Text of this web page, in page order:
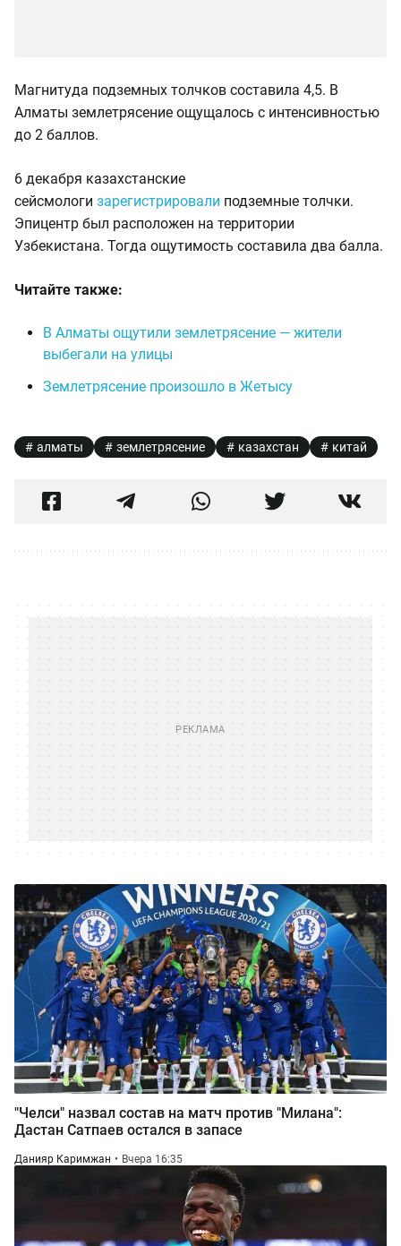
Магнитуда подземных толчков составила 4,5. В
Алматы землетрясение ощущалось с интенсивностью
до 2 баллов.
6 декабря казахстанские
сейсмологи зарегистрировали подземные толчки.
Эпицентр был расположен на территории
Узбекистана. Тогда ощутимость составила два балла.
Читайте также:
В Алматы ощутили землетрясение — жители
выбегали на улицы
Землетрясение произошло в Жетысу
алматы землетрясение казахстан китай
"Челси" назвал состав на матч против "Милана":
Дастан Сатпаев остался в запасе
Данияр Каримжан Вчера 16:35